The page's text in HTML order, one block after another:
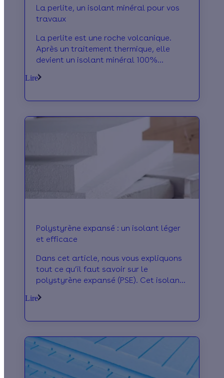
La perlite, un isolant minéral pour vos
travaux
La perlite est une roche volcanique.
Après un traitement thermique, elle
devient un isolant minéral 100%
non toxique pour l’homme.
Lire
Polystyrène expansé : un isolant léger
et efficace
Dans cet article, nous vous expliquons
tout ce qu’il faut savoir sur le
polystyrène expansé (PSE). Cet isolant
idéal pour l’isolation des murs. Il ne
dans le temps mais n’est pas
recyclable.
Lire